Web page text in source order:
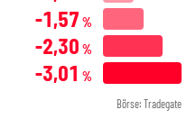
-1,57 %
-2,30 %
-3,01 %
Börse: Tradegate